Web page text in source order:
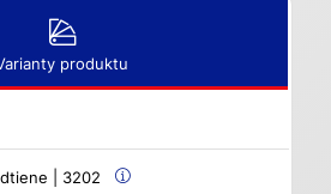
produktu
| 3202